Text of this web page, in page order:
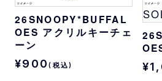
26SNOOPY*BUFFAL
OES アクリルキーチェ
ーン
¥900(税込)